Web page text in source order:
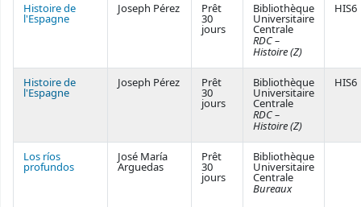
Histoire de
l'Espagne
Joseph Pérez Prêt
30
jours
Bibliothèque
Universitaire
Centrale
RDC –
Histoire (Z)
HIS6
Histoire de
l'Espagne
Joseph Pérez Prêt
30
jours
Bibliothèque
Universitaire
Centrale
RDC –
Histoire (Z)
HIS6
Los ríos
profundos
José María
Arguedas
Prêt
30
jours
Bibliothèque
Universitaire
Centrale
Bureaux